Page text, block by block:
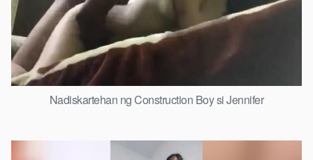
Nadiskartehan ng Construction Boy si Jennifer